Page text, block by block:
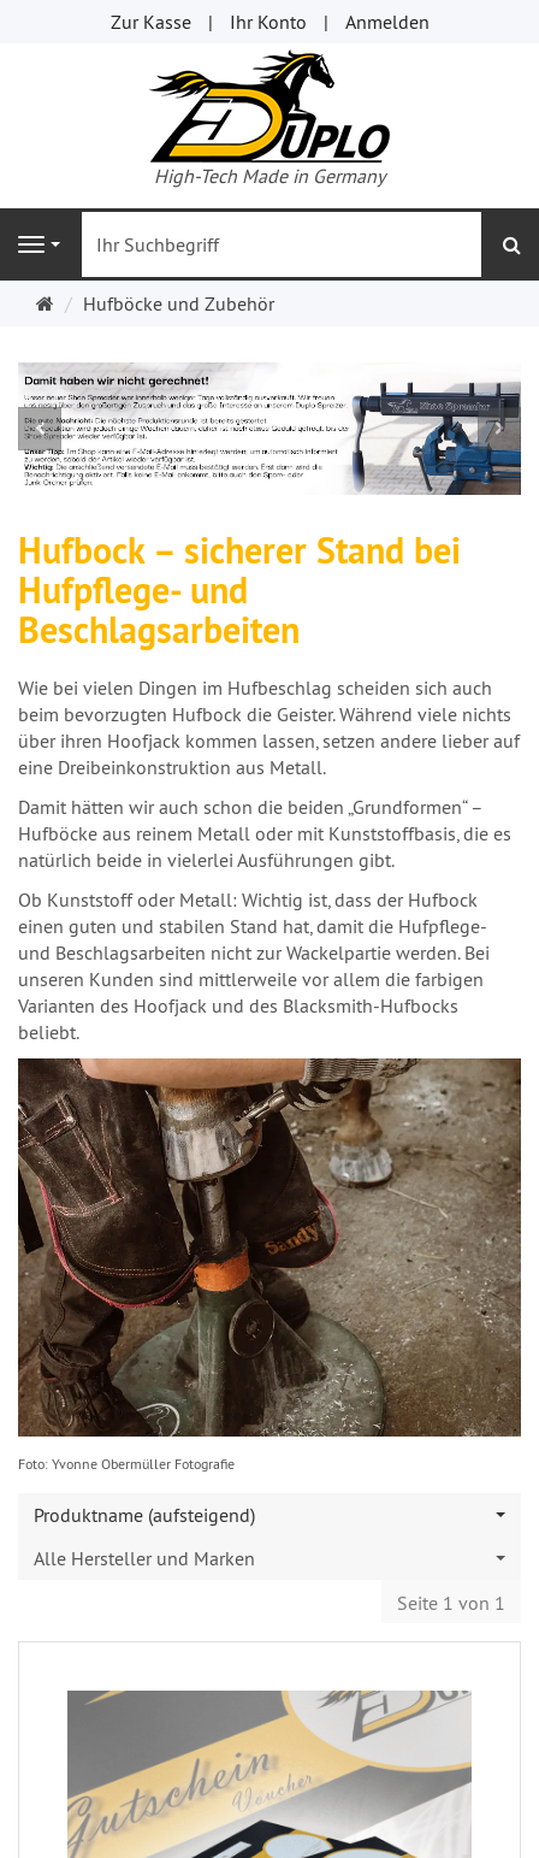
Zur Kasse Ihr Konto Anmelden
High-Tech Made in Germany
Navigation
Startseite
Hufböcke und Zubehör
Hufbock – sicherer Stand bei
Hufpflege- und
Beschlagsarbeiten
Wie bei vielen Dingen im Hufbeschlag scheiden sich auch
beim bevorzugten Hufbock die Geister. Während viele nichts
über ihren Hoofjack kommen lassen, setzen andere lieber auf
eine Dreibeinkonstruktion aus Metall.
Damit hätten wir auch schon die beiden „Grundformen“ –
Hufböcke aus reinem Metall oder mit Kunststoffbasis, die es
natürlich beide in vielerlei Ausführungen gibt.
Ob Kunststoff oder Metall: Wichtig ist, dass der Hufbock
einen guten und stabilen Stand hat, damit die Hufpflege-
und Beschlagsarbeiten nicht zur Wackelpartie werden. Bei
unseren Kunden sind mittlerweile vor allem die farbigen
Varianten des Hoofjack und des Blacksmith-Hufbocks
beliebt.
Foto: Yvonne Obermüller Fotografie
Produktname (aufsteigend)
Alle Hersteller und Marken
Seite 1 von 1